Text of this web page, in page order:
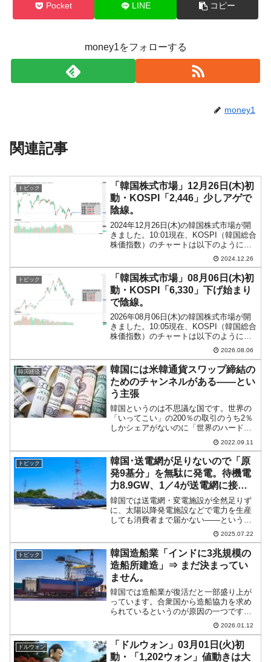
Pocket LINE コピー
money1をフォローする
money1
関連記事
トピック
「韓国株式市場」12月26日(木)初
動・KOSPI「2,446」少しアゲで
陰線。
2024年12月26日(木)の韓国株式市場が開
きました。10:01現在、KOSPI（韓国総合
株価指数）のチャートは以下のようにな
『Investing.com』より引用）。昨日はク
リスマス「聖誕節」で韓国株式市場はお
休み...
2024.12.26
トピック
「韓国株式市場」08月06日(木)初
動・KOSPI「6,330」下げ始まり
で陰線。
2026年08月06日(木)の韓国株式市場が開
きました。10:05現在、KOSPI（韓国総合
株価指数）のチャートは以下のようにな
『Investing.com』より引用）。下げて始
まり、現在のところ陰線。KOSPIは「6...
2026.08.06
韓国経済
韓国には米韓通貨スワップ締結の
ためのチャンネルがある――とい
う主張
韓国というのは不思議な国です。世界の
「いってこい」の200％の取引のうち2％
しかシェアがないのに「世界のハードカ
レンシーになれる」と主張したり、「通
貨スワップ」を執拗に求めたりと実に不
思議です。ウォン安が急進しているた
め、またぞろ「通貨スワ...
2022.09.11
トピック
韓国･送電網が足りないので「原
発9基分」を無駄に発電。待機電
力8.9GW、1／4が送電網に接続
されていない！
韓国では送電網・変電施設が全然足りず
に、太陽以降発電施設などで電力を生産
しても消費者まで届かない――というコ
ントのような状況となっています。どの
くらい送電網に接続されない「待機電
力」があるのか『韓国電力公社』の資料
によって判明しています。『...
2025.07.22
トピック
韓国造船業「インドに3兆規模の
造船所建造」⇒ まだ決まってい
ません。
韓国では造船業が復活だと一部盛り上が
っています。合衆国から造船協力を求め
られているというのが原因の一つです
が、またぞろ「韓国造船企業がジャック
ポット！」的な報道が出るようになって
います。中には「ほんとぉ？」というも
のもあります。韓国造船企業...
2026.01.12
ドルウォン
「ドルウォン」03月01日(火)初
動・「1,202ウォン」値動きは大